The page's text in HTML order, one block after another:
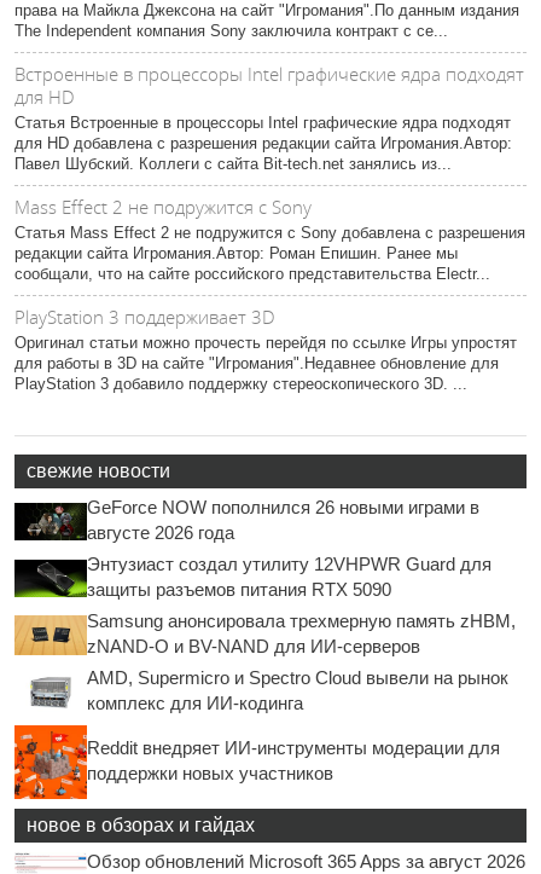
права на Майкла Джексона на сайт "Игромания".По данным издания
The Independent компания Sony заключила контракт с се...
Встроенные в процессоры Intel графические ядра подходят
для HD
Статья Встроенные в процессоры Intel графические ядра подходят
для HD добавлена с разрешения редакции сайта Игромания.Автор:
Павел Шубский. Коллеги с сайта Bit-tech.net занялись из...
Mass Effect 2 не подружится с Sony
Статья Mass Effect 2 не подружится с Sony добавлена с разрешения
редакции сайта Игромания.Автор: Роман Епишин. Ранее мы
сообщали, что на сайте российского представительства Electr...
PlayStation 3 поддерживает 3D
Оригинал статьи можно прочесть перейдя по ссылке Игры упростят
для работы в 3D на сайте "Игромания".Недавнее обновление для
PlayStation 3 добавило поддержку стереоскопического 3D. ...
свежие новости
GeForce NOW пополнился 26 новыми играми в
августе 2026 года
Энтузиаст создал утилиту 12VHPWR Guard для
защиты разъемов питания RTX 5090
Samsung анонсировала трехмерную память zHBM,
zNAND-O и BV-NAND для ИИ-серверов
AMD, Supermicro и Spectro Cloud вывели на рынок
комплекс для ИИ-кодинга
Reddit внедряет ИИ-инструменты модерации для
поддержки новых участников
новое в обзорах и гайдах
Обзор обновлений Microsoft 365 Apps за август 2026